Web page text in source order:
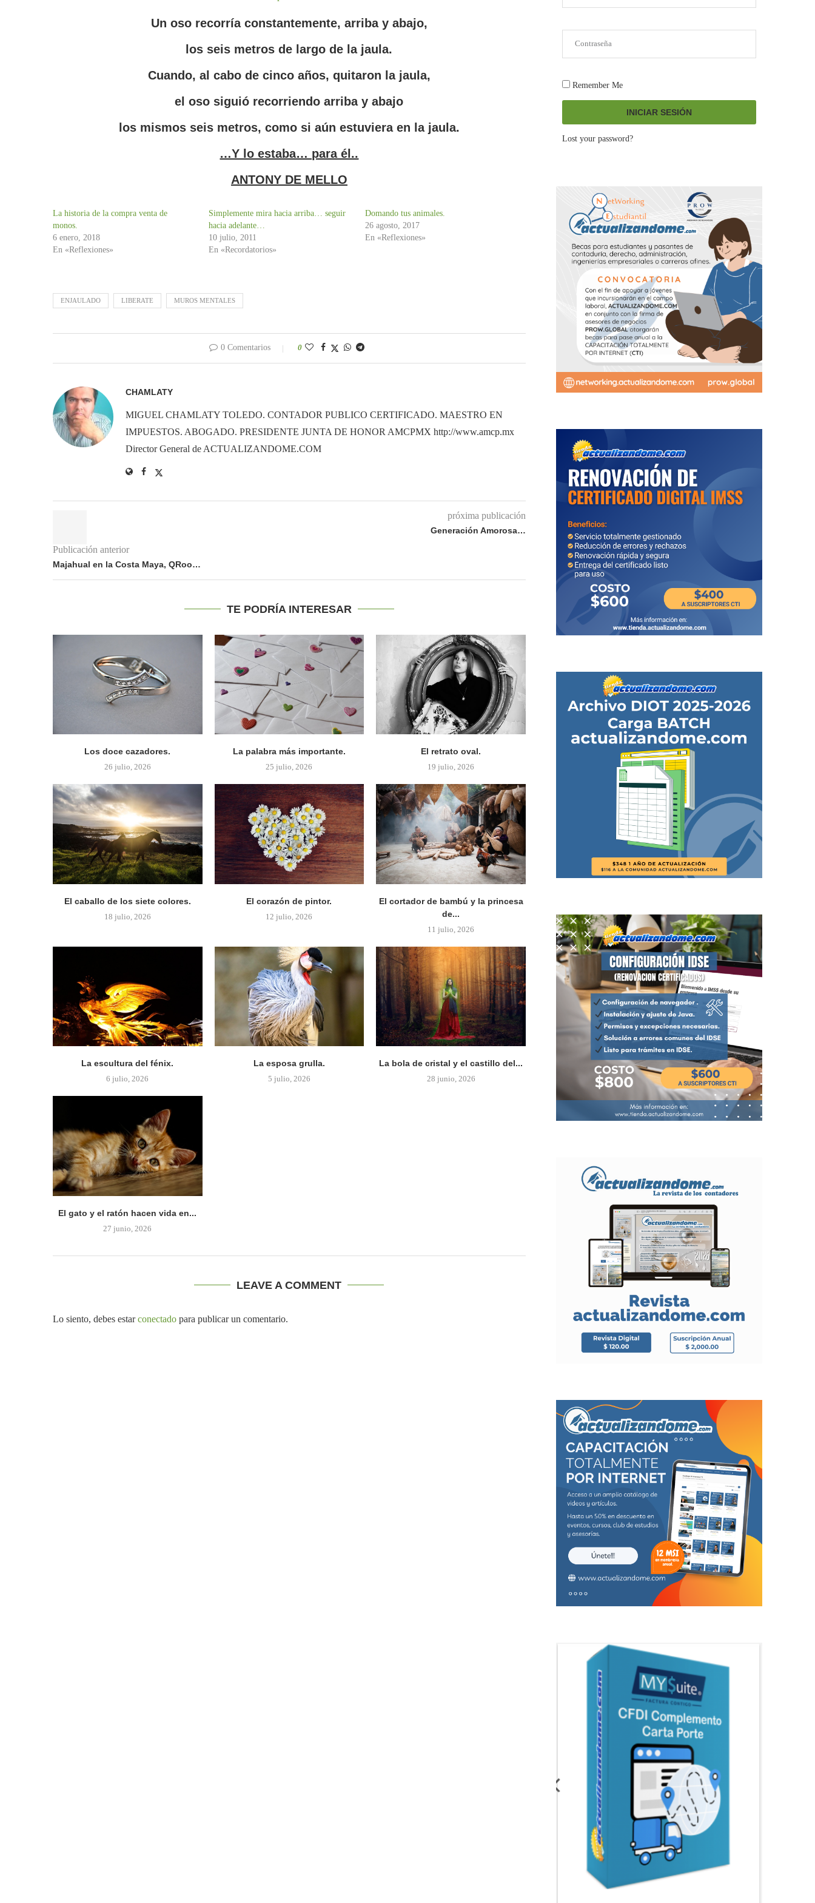
Un oso recorría constantemente, arriba y abajo,
los seis metros de largo de la jaula.
Cuando, al cabo de cinco años, quitaron la jaula,
el oso siguió recorriendo arriba y abajo
los mismos seis metros, como si aún estuviera en la jaula.
…Y lo estaba… para él..
ANTONY DE MELLO
La historia de la compra venta de
monos.
6 enero, 2018
En «Reflexiones»
Simplemente mira hacia arriba… seguir
hacia adelante…
10 julio, 2011
En «Recordatorios»
Domando tus animales.
26 agosto, 2017
En «Reflexiones»
ENJAULADO LIBERATE MUROS MENTALES
0 Comentarios 0
CHAMLATY
MIGUEL CHAMLATY TOLEDO. CONTADOR PUBLICO CERTIFICADO. MAESTRO EN
IMPUESTOS. ABOGADO. PRESIDENTE JUNTA DE HONOR AMCPMX http://www.amcp.mx
Director General de ACTUALIZANDOME.COM
Publicación anterior
Majahual en la Costa Maya, QRoo…
próxima publicación
Generación Amorosa…
TE PODRÍA INTERESAR
Los doce cazadores.
26 julio, 2026
La palabra más importante.
25 julio, 2026
El retrato oval.
19 julio, 2026
El caballo de los siete colores.
18 julio, 2026
El corazón de pintor.
12 julio, 2026
El cortador de bambú y la princesa
de...
11 julio, 2026
La escultura del fénix.
6 julio, 2026
La esposa grulla.
5 julio, 2026
La bola de cristal y el castillo del...
28 junio, 2026
El gato y el ratón hacen vida en...
27 junio, 2026
LEAVE A COMMENT
Lo siento, debes estarconectado para publicar un comentario.
Remember Me
INICIAR SESIÓN
Lost your password?